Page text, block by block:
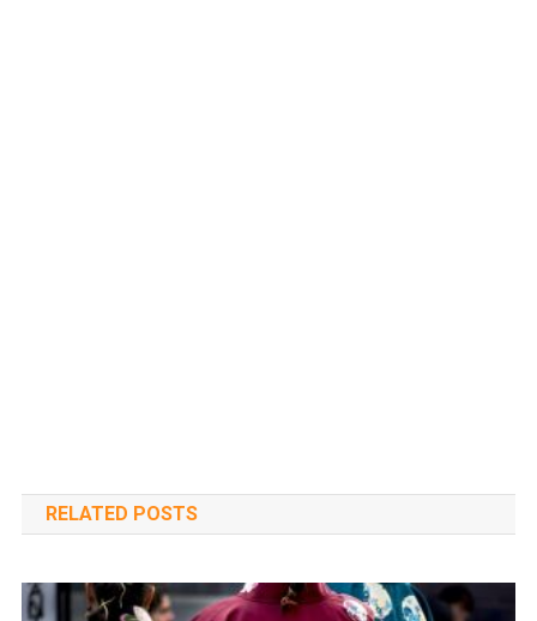
RELATED POSTS